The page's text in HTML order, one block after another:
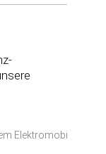
Elektromobil